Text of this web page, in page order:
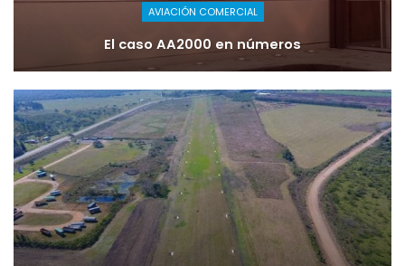
AVIACIÓN COMERCIAL
El caso AA2000 en números